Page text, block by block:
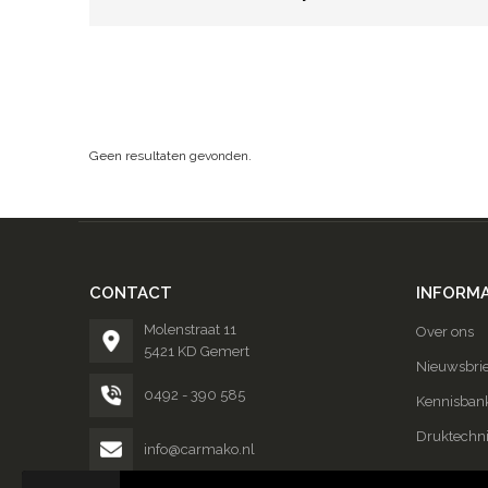
Geen resultaten gevonden.
CONTACT
Molenstraat 11
5421 KD Gemert
0492 - 390 585
info@carmako.nl
Over ons